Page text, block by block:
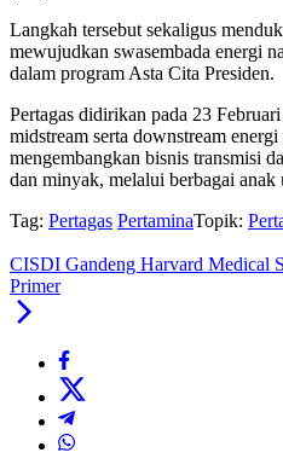
Langkah tersebut sekaligus
mewujudkan swasembada energi
dalam program Asta Cita Presiden.
Pertagas didirikan pada 23
midstream serta downstream energi
mengembangkan bisnis transmisi
dan minyak, melalui berbagai anak
Tag: Pertagas PertaminaTopik:
CISDI Gandeng Harvard Medical
Primer